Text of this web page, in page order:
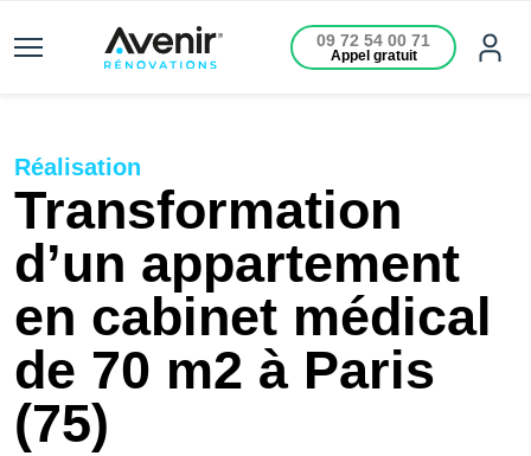
09 72 54 00 71
Appel gratuit
Réalisation
Transformation
d’un appartement
en cabinet médical
de 70 m2 à Paris
(75)